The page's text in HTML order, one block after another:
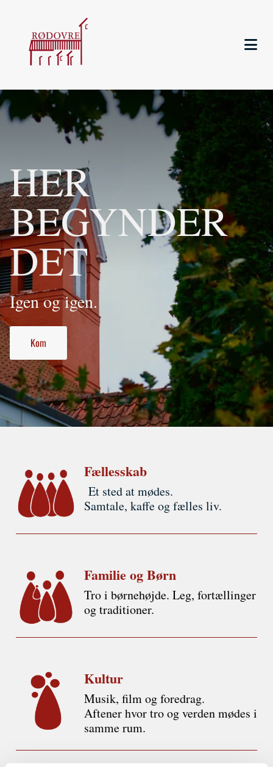
HER
BEGYNDER
DET
Igen og igen.
Kom
Fællesskab
Et sted at mødes.
Samtale, kaffe og fælles liv.
Familie og Børn
Tro i børnehøjde. Leg, fortællinger
og traditioner.
Kultur
Musik, film og foredrag.
Aftener hvor tro og verden mødes i
samme rum.